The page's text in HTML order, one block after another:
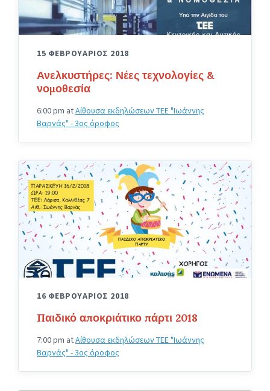
15 ΦΕΒΡΟΥΑΡΙΟΣ 2018
Ανελκυστήρες: Νέες τεχνολογίες &
νομοθεσία
6:00 pm atΑίθουσα εκδηλώσεων ΤΕΕ "Ιωάννης
Βαρνάς" - 3ος όροφος
apokria-
2018
16 ΦΕΒΡΟΥΑΡΙΟΣ 2018
Παιδικό αποκριάτικο πάρτι 2018
7:00 pm atΑίθουσα εκδηλώσεων ΤΕΕ "Ιωάννης
Βαρνάς" - 3ος όροφος